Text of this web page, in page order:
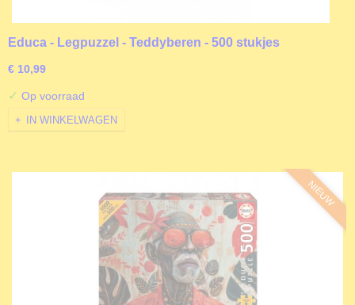
Educa - Legpuzzel - Teddyberen - 500 stukjes
€ 10,99
✓ Op voorraad
IN WINKELWAGEN
NIEUW